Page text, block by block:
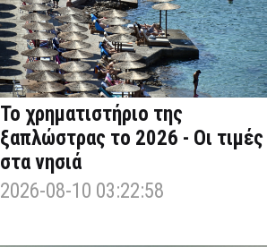
Το χρηματιστήριο της
ξαπλώστρας το 2026 - Οι τιμές
στα νησιά
2026-08-10 03:22:58